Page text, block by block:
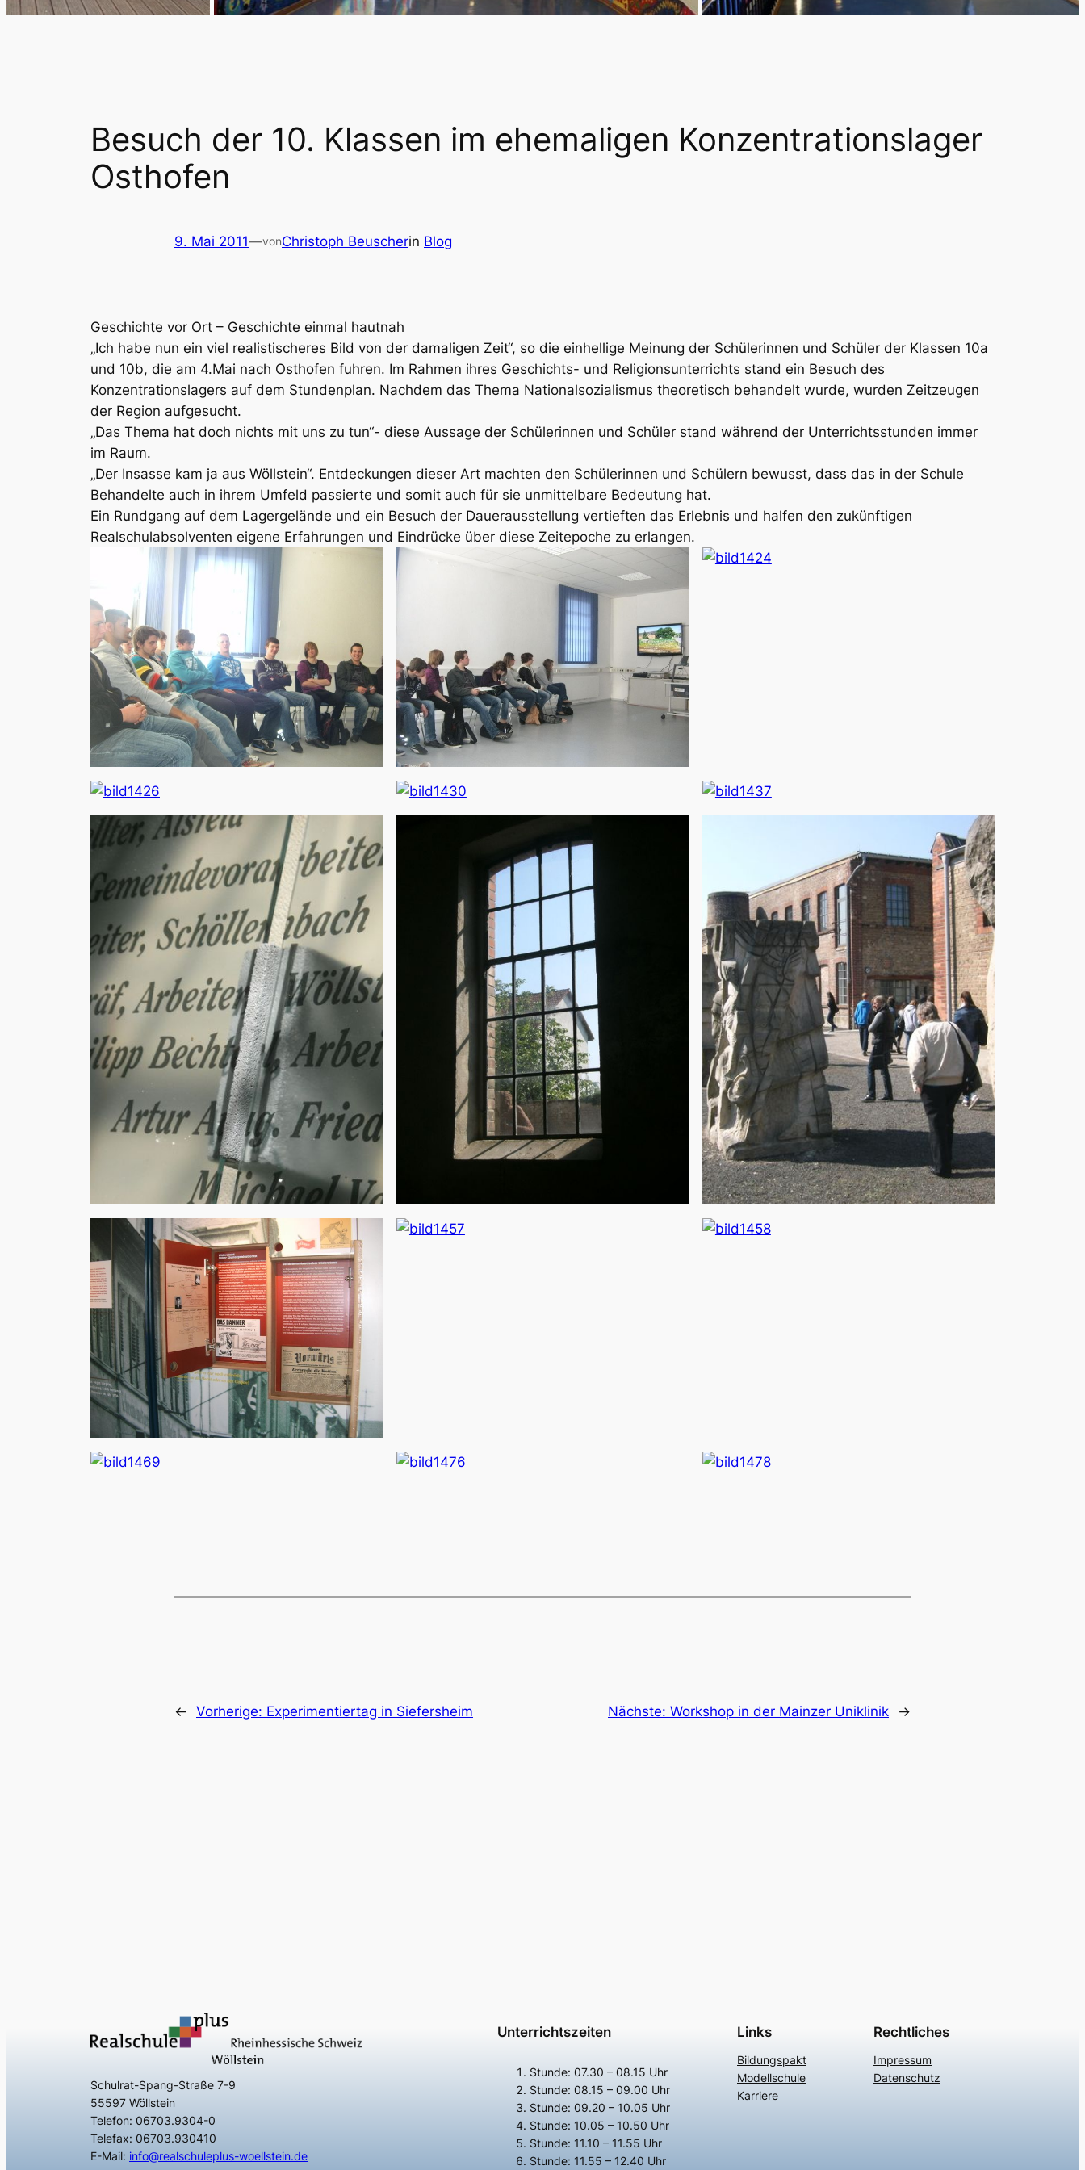
Besuch der 10. Klassen im ehemaligen Konzentrationslager
Osthofen
9. Mai 2011—vonChristoph Beuscherin Blog
Geschichte vor Ort – Geschichte einmal hautnah
„Ich habe nun ein viel realistischeres Bild von der damaligen Zeit“, so die einhellige Meinung der Schülerinnen und Schüler der Klassen 10a
und 10b, die am 4.Mai nach Osthofen fuhren. Im Rahmen ihres Geschichts- und Religionsunterrichts stand ein Besuch des
Konzentrationslagers auf dem Stundenplan. Nachdem das Thema Nationalsozialismus theoretisch behandelt wurde, wurden Zeitzeugen
der Region aufgesucht.
„Das Thema hat doch nichts mit uns zu tun“- diese Aussage der Schülerinnen und Schüler stand während der Unterrichtsstunden immer
im Raum.
„Der Insasse kam ja aus Wöllstein“. Entdeckungen dieser Art machten den Schülerinnen und Schülern bewusst, dass das in der Schule
Behandelte auch in ihrem Umfeld passierte und somit auch für sie unmittelbare Bedeutung hat.
Ein Rundgang auf dem Lagergelände und ein Besuch der Dauerausstellung vertieften das Erlebnis und halfen den zukünftigen
Realschulabsolventen eigene Erfahrungen und Eindrücke über diese Zeitepoche zu erlangen.
← Vorherige: Experimentiertag in Siefersheim Nächste: Workshop in der Mainzer Uniklinik →
Schulrat-Spang-Straße 7-9
55597 Wöllstein
Telefon: 06703.9304-0
Telefax: 06703.930410
E-Mail: info@realschuleplus-woellstein.de
Unterrichtszeiten
Stunde: 07.30 – 08.15 Uhr
Stunde: 08.15 – 09.00 Uhr
Stunde: 09.20 – 10.05 Uhr
Stunde: 10.05 – 10.50 Uhr
Stunde: 11.10 – 11.55 Uhr
Stunde: 11.55 – 12.40 Uhr
Links
Bildungspakt
Modellschule
Karriere
Rechtliches
Impressum
Datenschutz